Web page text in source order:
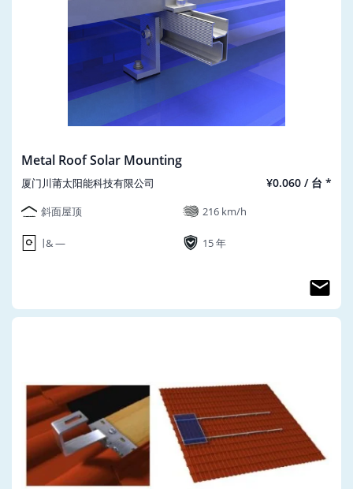
Metal Roof Solar Mounting
厦门川莆太阳能科技有限公司 ¥0.060 / 台 *
斜面屋顶 216 km/h
∣ & ― 15 年